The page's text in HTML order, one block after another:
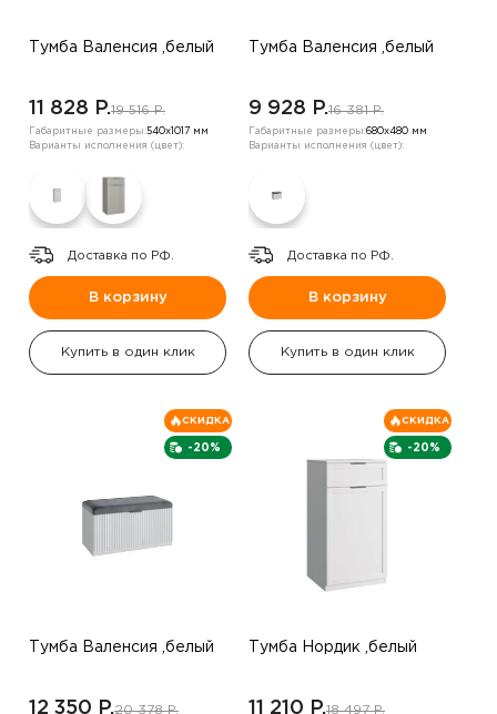
Тумба Валенсия ,белый
11 828 P.19 516 P.
Габаритные размеры:540х1017 мм
Варианты исполнения (цвет):
Доставка по РФ.
В корзину
Купить в один клик
Тумба Валенсия ,белый
9 928 P.16 381 P.
Габаритные размеры:680х480 мм
Варианты исполнения (цвет):
Доставка по РФ.
В корзину
Купить в один клик
-20%
СКИДКА
Тумба Валенсия ,белый
12 350 P.20 378 P.
-20%
СКИДКА
Тумба Нордик ,белый
11 210 P.18 497 P.